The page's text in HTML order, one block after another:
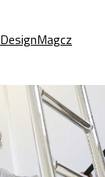
DesignMagcz